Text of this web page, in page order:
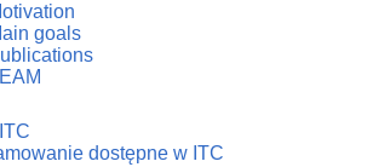
goals
dostępne w ITC